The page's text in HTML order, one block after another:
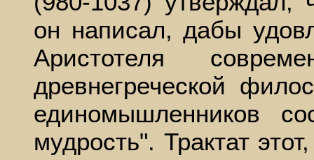
он написал, дабы
Аристотеля
древнегреческой
единомышленников
мудрость". Трактат